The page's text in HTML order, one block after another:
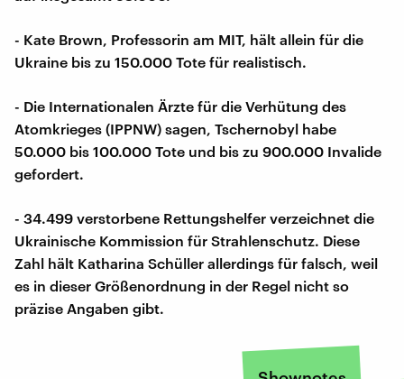
- Kate Brown, Professorin am MIT, hält allein für die
Ukraine bis zu 150.000 Tote für realistisch.
- Die Internationalen Ärzte für die Verhütung des
Atomkrieges (IPPNW) sagen, Tschernobyl habe
50.000 bis 100.000 Tote und bis zu 900.000 Invalide
gefordert.
- 34.499 verstorbene Rettungshelfer verzeichnet die
Ukrainische Kommission für Strahlenschutz. Diese
Zahl hält Katharina Schüller allerdings für falsch, weil
es in dieser Größenordnung in der Regel nicht so
präzise Angaben gibt.